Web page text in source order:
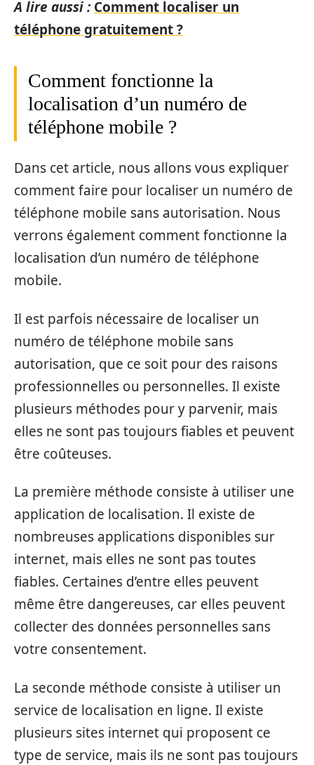
A lire aussi : Comment localiser un
téléphone gratuitement ?
Comment fonctionne la
localisation d’un numéro de
téléphone mobile ?
Dans cet article, nous allons vous expliquer
comment faire pour localiser un numéro de
téléphone mobile sans autorisation. Nous
verrons également comment fonctionne la
localisation d’un numéro de téléphone
mobile.
Il est parfois nécessaire de localiser un
numéro de téléphone mobile sans
autorisation, que ce soit pour des raisons
professionnelles ou personnelles. Il existe
plusieurs méthodes pour y parvenir, mais
elles ne sont pas toujours fiables et peuvent
être coûteuses.
La première méthode consiste à utiliser une
application de localisation. Il existe de
nombreuses applications disponibles sur
internet, mais elles ne sont pas toutes
fiables. Certaines d’entre elles peuvent
même être dangereuses, car elles peuvent
collecter des données personnelles sans
votre consentement.
La seconde méthode consiste à utiliser un
service de localisation en ligne. Il existe
plusieurs sites internet qui proposent ce
type de service, mais ils ne sont pas toujours